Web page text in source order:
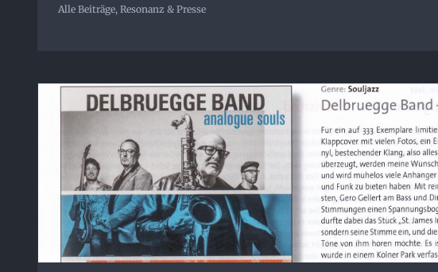
Alle Beiträge, Resonanz & Presse